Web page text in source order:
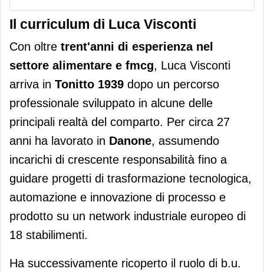
Il curriculum di Luca Visconti
Con oltre trent'anni di esperienza nel
settore alimentare e fmcg, Luca Visconti
arriva in Tonitto 1939 dopo un percorso
professionale sviluppato in alcune delle
principali realtà del comparto. Per circa 27
anni ha lavorato in Danone, assumendo
incarichi di crescente responsabilità fino a
guidare progetti di trasformazione tecnologica,
automazione e innovazione di processo e
prodotto su un network industriale europeo di
18 stabilimenti.
Ha successivamente ricoperto il ruolo di b.u.